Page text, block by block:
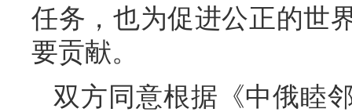
任务，也为促进公正的世
要贡献。
双方同意根据《中俄睦